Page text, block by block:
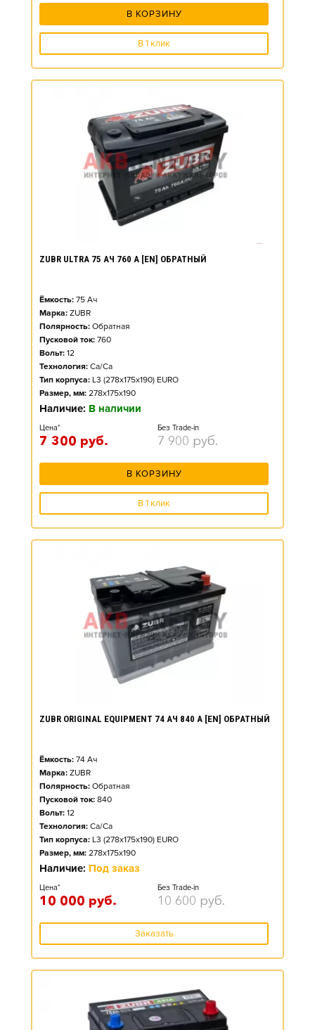
В КОРЗИНУ
В 1 клик
ZUBR ULTRA 75 АЧ 760 А [EN] ОБРАТНЫЙ
Ёмкость: 75 Ач
Марка: ZUBR
Полярность: Обратная
Пусковой ток: 760
Вольт: 12
Технология: Ca/Ca
Тип корпуса: L3 (278x175x190) EURO
Размер, мм: 278x175x190
Наличие: В наличии
Цена*
7 300 руб.
Без Trade-in
7 900 руб.
В КОРЗИНУ
В 1 клик
ZUBR ORIGINAL EQUIPMENT 74 АЧ 840 А [EN] ОБРАТНЫЙ
Ёмкость: 74 Ач
Марка: ZUBR
Полярность: Обратная
Пусковой ток: 840
Вольт: 12
Технология: Ca/Ca
Тип корпуса: L3 (278x175x190) EURO
Размер, мм: 278x175x190
Наличие: Под заказ
Цена*
10 000 руб.
Без Trade-in
10 600 руб.
Заказать